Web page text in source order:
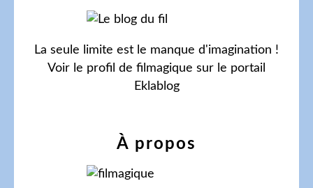
La seule limite est le manque d'imagination !
Voir le profil de filmagique sur le portail
Eklablog
À propos